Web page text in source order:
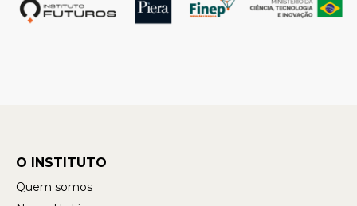
O INSTITUTO
Quem somos